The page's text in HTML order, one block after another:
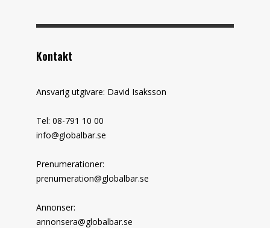
Kontakt
Ansvarig utgivare: David Isaksson
Tel: 08-791 10 00
info@globalbar.se
Prenumerationer:
prenumeration@globalbar.se
Annonser:
annonsera@globalbar.se